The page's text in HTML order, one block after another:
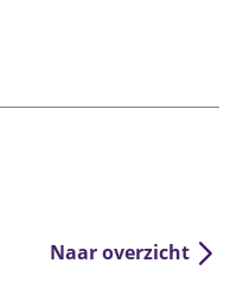
Naar overzicht